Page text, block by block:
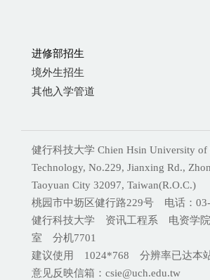
进修部招生
境外生招生
其他入学管道
健行科技大学 Chien Hsin University of
Technology, No.229, Jianxing Rd.,
Taoyuan City 32097, Taiwan(R.O.C.)
桃园市中坜区健行路229号 电话：
健行科技大学 资讯工程系 电资学院
室 分机7701
建议使用 1024*768 分辨率已达本
意见反映信箱：csie@uch.edu.tw